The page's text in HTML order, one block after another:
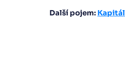
Další pojem: Kapitál